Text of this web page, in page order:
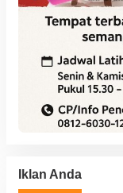
Iklan Anda